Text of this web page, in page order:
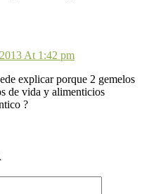
At 1:42 pm
explicar porque 2 gemelos
de vida y alimenticios
?